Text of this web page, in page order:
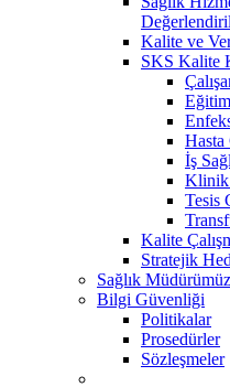
Kalite ve
SKS Kalite
İş
Klinik
Tesis
Kalite
Stratejik
Sağlık Müdürümüz
Bilgi Güvenliği
Politikalar
Prosedürler
Sözleşmeler